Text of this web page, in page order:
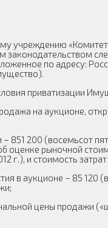
учреждению
законодательством
по адресу:
приватизации
на аукционе,
851 200 (восемьсот
оценке рыночной
г.), и стоимость
в аукционе – 85 120
цены продажи